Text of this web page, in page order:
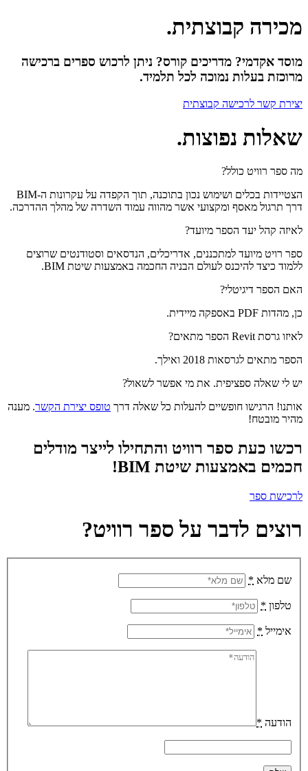
מכירה קבוצתית.
מוסד אקדמי? מדריכים קורס? ניתן לרכוש ספרים ברכישה
מרוכזת בעלות נמוכה לכל תלמיד.
יצירת קשר לרכישה קבוצתית
שאלות נפוצות.
מה ספר רוויט כולל?
הצטיידות בכלים ושימוש נכון בתוכנה, תוך הקפדה על עקרונות ה-BIM
דרך תרגול מאסף ומקצועי אשר מהווה עמוד השדרה של מהלך ההדרכה.
לאיזה קהל יעד הספר מיועד?
ספר רויט מיועד למתכננים, אדריכלים, הנדסאים וסטודנטים שרוצים
ללמוד כיצד להיכנס לעולם הבניה החכמה באמצעות שיטת BIM.
האם הספר דיגיטלי?
כן, מהדות PDF באספקה מיידית.
לאיזו גרסת Revit הספר מתאים?
הספר מתאים לגרסאות 2018 ואילך.
יש לי שאלה ספציפית. את מי אפשר לשאול?
אותנו! הרגישו חופשיים להעלות כל שאלה דרך טופס יצירת הקשר. מענה
מהיר מובטח!
רכשו כעת ספר רוויט והתחילו לייצר מודלים
חכמים באמצעות שיטת BIM!
לרכישת ספר
רוצים לדבר על ספר רוויט?
שם מלא *
טלפון *
אימייל *
הודעה *